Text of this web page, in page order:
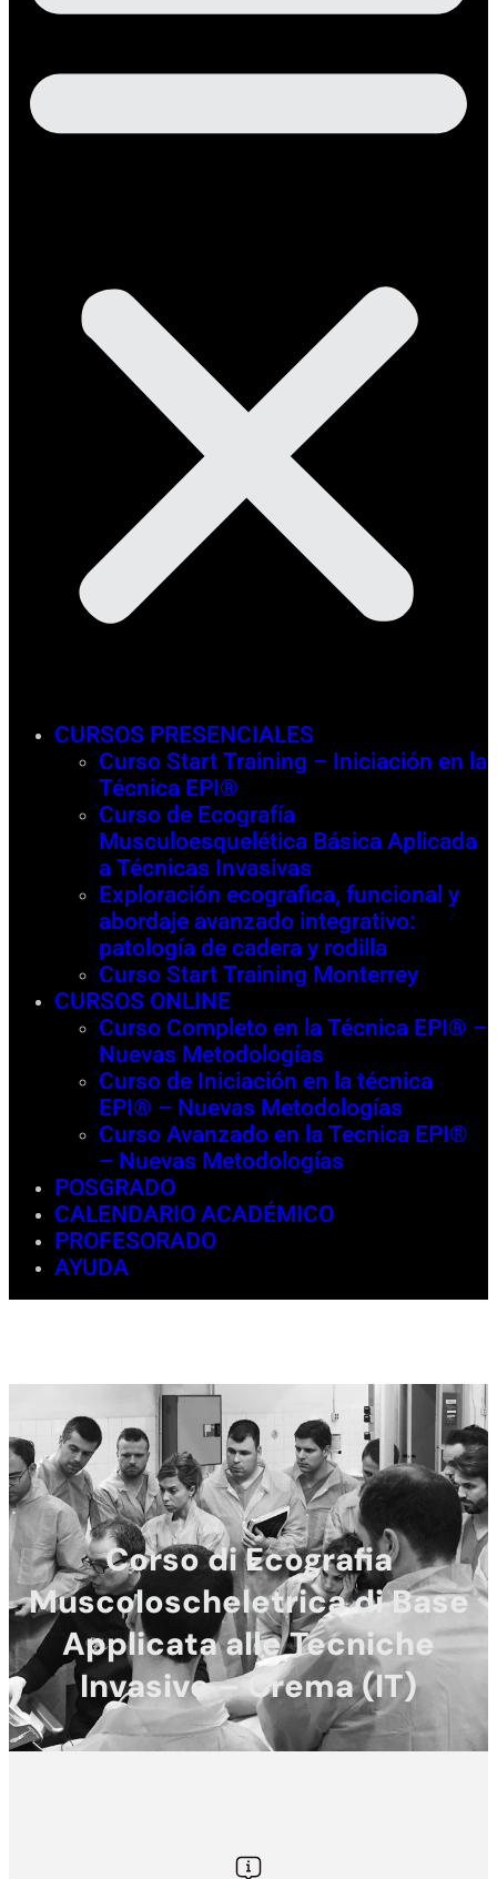
CURSOS PRESENCIALES
Curso Start Training – Iniciación en la
Técnica EPI®
Curso de Ecografía
Musculoesquelética Básica Aplicada
a Técnicas Invasivas
Exploración ecografica, funcional y
abordaje avanzado integrativo:
patología de cadera y rodilla
Curso Start Training Monterrey
CURSOS ONLINE
Curso Completo en la Técnica EPI® –
Nuevas Metodologías
Curso de Iniciación en la técnica
EPI® – Nuevas Metodologías
Curso Avanzado en la Tecnica EPI®
– Nuevas Metodologías
POSGRADO
CALENDARIO ACADÉMICO
PROFESORADO
AYUDA
Corso di Ecografia
Muscoloscheletrica di Base
Applicata alle Tecniche
Invasive – Crema (IT)